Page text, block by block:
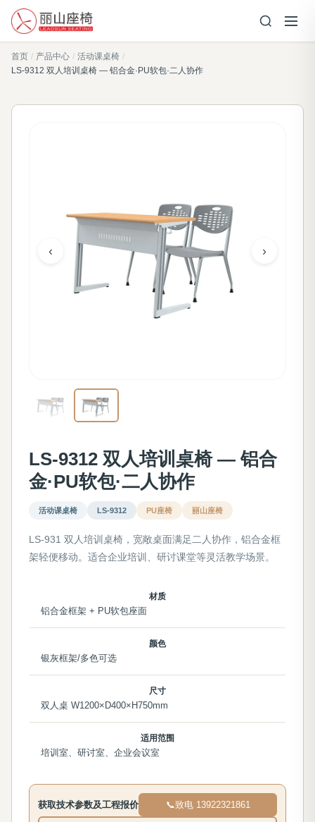
首页 / 产品中心 / 活动课桌椅 /
LS-9312 双人培训桌椅 — 铝合金·PU软包·二人协作
‹ ›
LS-9312 双人培训桌椅 — 铝合
金·PU软包·二人协作
活动课桌椅 LS-9312 PU座椅 丽山座椅
LS-931 双人培训桌椅，宽敞桌面满足二人协作，铝合金框
架轻便移动。适合企业培训、研讨课堂等灵活教学场景。
材质
铝合金框架 + PU软包座面
颜色
银灰框架/多色可选
尺寸
双人桌 W1200×D400×H750mm
适用范围
培训室、研讨室、企业会议室
获取技术参数及工程报价 📞致电 13922321861